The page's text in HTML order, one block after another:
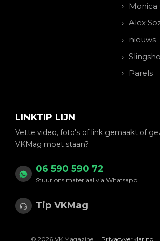
Monica
Alex
nieuws
Parels
LINKTIP LIJN
Vette video, foto's of link gemaakt of
VKMag moet staan?
06 590 590 72
Stuur ons materiaal via Whatsapp
Tip VKMag
© 2026 VK Magazine Privacyverklaring